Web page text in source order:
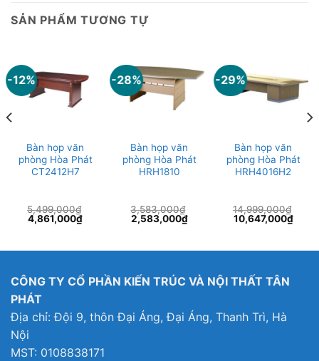
SẢN PHẨM TƯƠNG TỰ
-12%
Bàn họp văn
phòng Hòa Phát
CT2412H7
5,499,000₫
Giá
gốc
4,861,000₫Giá
-28%
Bàn họp văn
phòng Hòa Phát
HRH1810
3,583,000₫
Giá
gốc
2,583,000₫Giá
hiện
-29%
Bàn họp văn
phòng Hòa Phát
HRH4016H2
14,999,000₫
Giá
gốc
10,647,000₫Giá
hiện
CÔNG TY CỔ PHẦN KIẾN TRÚC VÀ NỘI THẤT TÂN
PHÁT
Địa chỉ: Đội 9, thôn Đại Áng, Đại Áng, Thanh Trì, Hà
Nội
MST: 0108838171